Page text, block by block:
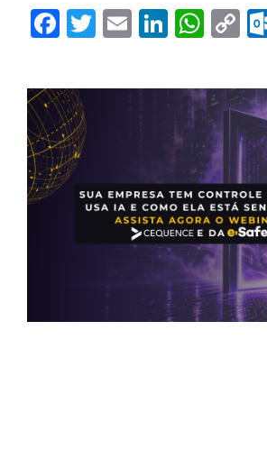
Facebook
Twitter
Email